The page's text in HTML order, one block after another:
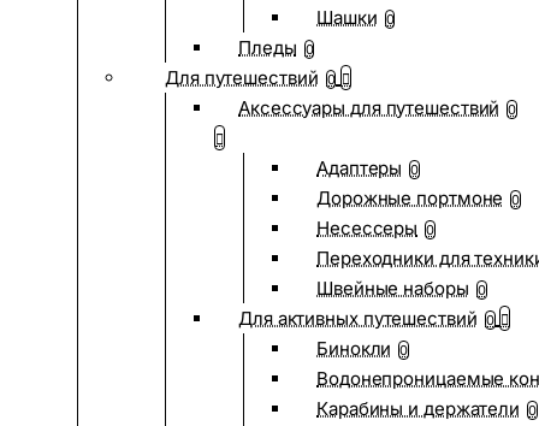
Шашки 0
Пледы 0
Для путешествий 0
Аксессуары для путешествий 0
Адаптеры 0
Дорожные портмоне 0
Несессеры 0
Переходники для
Швейные наборы 0
Для активных путешествий 0
Бинокли 0
Водонепроницаемые
Карабины и держатели 0